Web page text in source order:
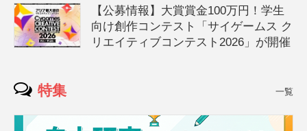
【公募情報】大賞賞金100万円！学生
向け創作コンテスト「サイゲームス ク
リエイティブコンテスト2026」が開催
特集 一覧